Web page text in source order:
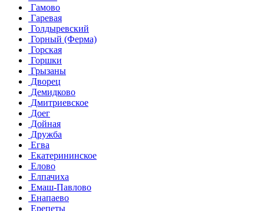
Гамово
Гаревая
Голдыревский
Горный (Ферма)
Горская
Горшки
Грызаны
Дворец
Демидково
Дмитриевское
Доег
Дойная
Дружба
Егва
Екатерининское
Елово
Елпачиха
Емаш-Павлово
Енапаево
Ерепеты